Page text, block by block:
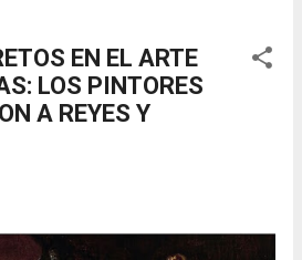
EN EL ARTE
LOS PINTORES
A REYES Y